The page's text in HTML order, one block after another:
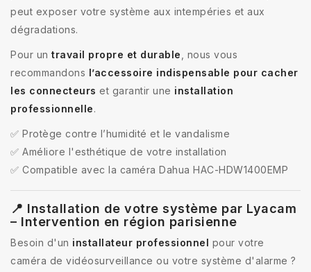
peut exposer votre système aux intempéries et aux
dégradations.
Pour un travail propre et durable , nous vous
recommandons l’accessoire indispensable pour cacher
les connecteurs et garantir une installation
professionnelle.
✅ Protège contre l’humidité et le vandalisme
✅ Améliore l'esthétique de votre installation
✅ Compatible avec la caméra Dahua HAC-HDW1400EMP
📍 Installation de votre système par Lyacam
– Intervention en région parisienne
Besoin d'un installateur professionnel pour votre
caméra de vidéosurveillance ou votre système d'alarme ?